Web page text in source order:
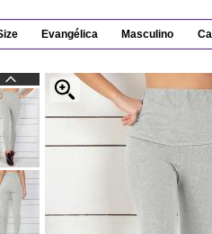
Evangélica Masculino